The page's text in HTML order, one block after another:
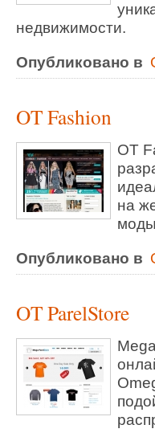
недвижимости.
Опубликовано в
OT Fashion
OT
на
Опубликовано в
OT ParelStore